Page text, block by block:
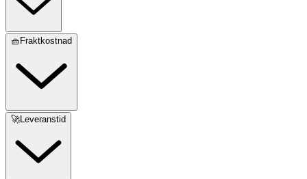
🧺Fraktkostnad
🚀Leveranstid